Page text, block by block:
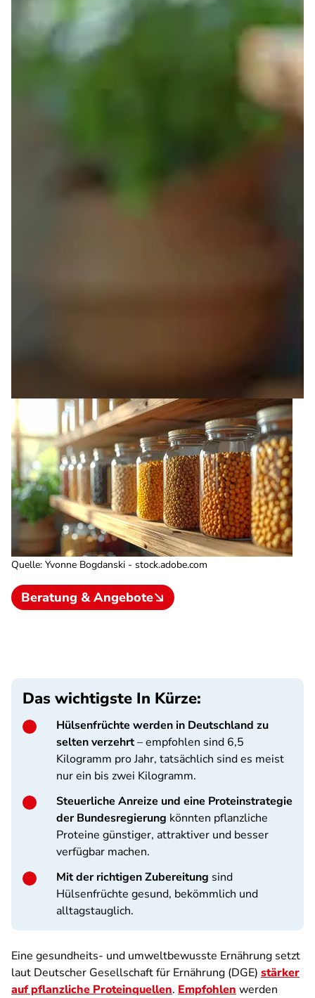
Quelle: Yvonne Bogdanski - stock.adobe.com
Beratung & Angebote
Das wichtigste In Kürze:
Hülsenfrüchte werden in Deutschland zu
selten verzehrt– empfohlen sind 6,5
Kilogramm pro Jahr, tatsächlich sind es meist
nur ein bis zwei Kilogramm.
Steuerliche Anreize und eine Proteinstrategie
der Bundesregierung könnten pflanzliche
Proteine günstiger, attraktiver und besser
verfügbar machen.
Mit der richtigen Zubereitung sind
Hülsenfrüchte gesund, bekömmlich und
alltagstauglich.
Eine gesundheits- und umweltbewusste Ernährung setzt
laut Deutscher Gesellschaft für Ernährung (DGE) stärker
auf pflanzliche Proteinquellen. Empfohlen werden